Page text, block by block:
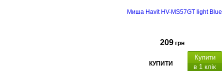
Миша Havit HV-MS57GT light Blue
209 грн
КУПИТИ
Купити
в 1 клік